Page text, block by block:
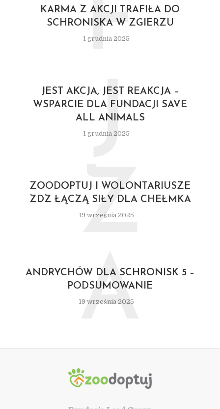
KARMA Z AKCJI TRAFIŁA DO
SCHRONISKA W ZGIERZU
1 grudnia 2025
F
JEST AKCJA, JEST REAKCJA –
WSPARCIE DLA FUNDACJI SAVE
ALL ANIMALS
1 grudnia 2025
J
ZOODOPTUJ I WOLONTARIUSZE
ZDZ ŁĄCZĄ SIŁY DLA CHEŁMKA
19 września 2025
Z
ANDRYCHÓW DLA SCHRONISK 5 –
PODSUMOWANIE
19 września 2025
A